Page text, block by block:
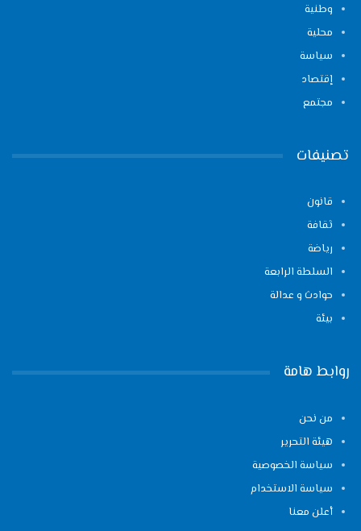
وطنية
محلية
سياسة
إقتصاد
مجتمع
تصنيفات
قانون
ثقافة
رياضة
السلطة الرابعة
حوادث و عدالة
بيئة
روابط هامة
من نحن
هيئة التحرير
سياسة الخصوصية
سياسة الاستخدام
أعلن معنا